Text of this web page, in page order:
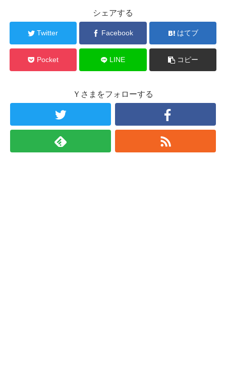
シェアする
Twitter Facebook はてブ
Pocket LINE コピー
Ｙさまをフォローする